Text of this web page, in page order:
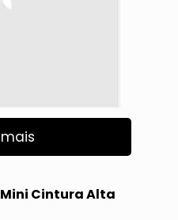
Cintura Alta